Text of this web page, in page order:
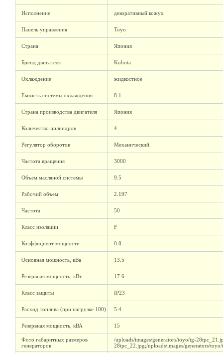
Исполнение декоративный кожух
Панель управления Toyo
Страна Япония
Бренд двигателя Kubota
Охлаждение жидкостное
Емкость системы охлаждения 8.1
Страна производства двигателя Япония
Количество цилиндров 4
Регулятор оборотов Механический
Частота вращения 3000
Объем масляной системы 9.5
Рабочий объем 2.197
Частота 50
Класс изоляции F
Коэффициент мощности 0.8
Основная мощность, кВа 13.5
Резервная мощность, кВт 17.6
Класс защиты IP23
Расход топлива (при нагрузке 100) 5.4
Резервная мощность, кВА 15
Фото габаритных размеров
генераторов
/uploads/images/generators/toyo/tg-
28tpc_22.jpg;/uploads/images/generators/